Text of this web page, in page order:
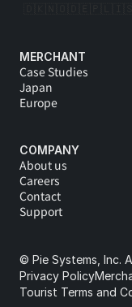
MERCHANT
Case Studies
Japan
Europe
COMPANY
About us
Careers
Contact
Support
© Pie Systems, Inc.
Privacy Policy
Tourist Terms and